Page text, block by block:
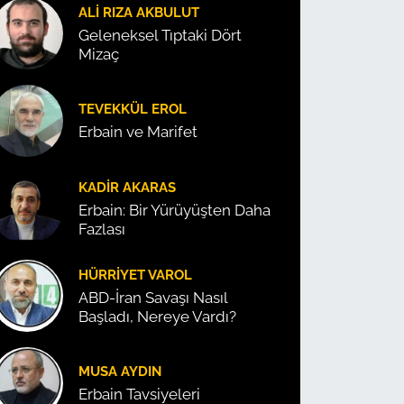
ALI RIZA AKBULUT
Geleneksel Tıptaki Dört
Mizaç
TEVEKKÜL EROL
Erbain ve Marifet
KADIR AKARAS
Erbain: Bir Yürüyüşten Daha
Fazlası
HÜRRIYET VAROL
ABD-İran Savaşı Nasıl
Başladı, Nereye Vardı?
MUSA AYDIN
Erbain Tavsiyeleri